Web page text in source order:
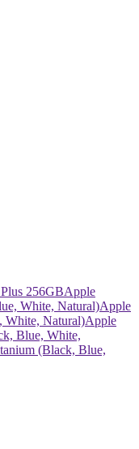
256GBApple
White, Natural)Apple
White, Natural)Apple
Blue, White,
(Black, Blue,